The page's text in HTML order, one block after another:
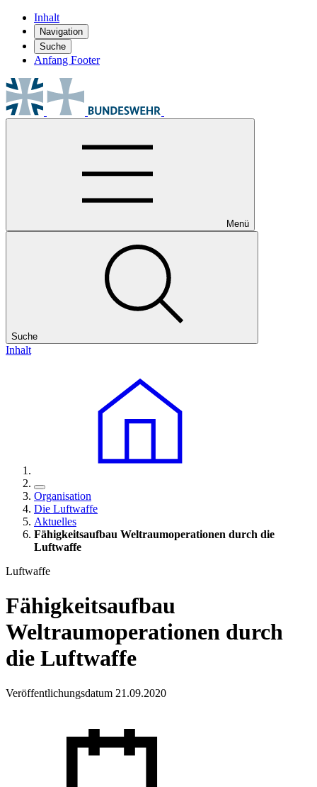
Inhalt
Navigation
Suche
Anfang Footer
Menü
Suche
Inhalt
Organisation
Die Luftwaffe
Aktuelles
Fähigkeitsaufbau Weltraumoperationen durch die
Luftwaffe
Luftwaffe
Fähigkeitsaufbau
Weltraumoperationen durch
die Luftwaffe
Veröffentlichungsdatum 21.09.2020